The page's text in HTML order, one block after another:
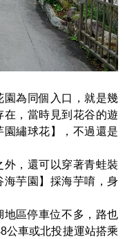
園為同個入口，就是幾
，當時見到花谷的遊
繡球花】，不過還是
，還可以穿著青蛙裝
芋園】採海芋唷，身
區停車位不多，路也
公車或北投捷運站搭乘